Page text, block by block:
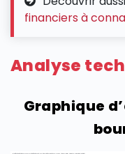
financiers à
Analyse
Graphique